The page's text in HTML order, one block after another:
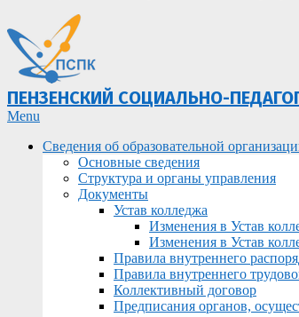
ПЕНЗЕНСКИЙ СОЦИАЛЬНО-
Primary
Menu
Menu
Сведения об образовательной
Основные сведения
Структура и органы управления
Документы
Устав колледжа
Изменения в Устав
Изменения в Устав
Правила внутреннего
Правила внутреннего
Коллективный договор
Предписания органов,